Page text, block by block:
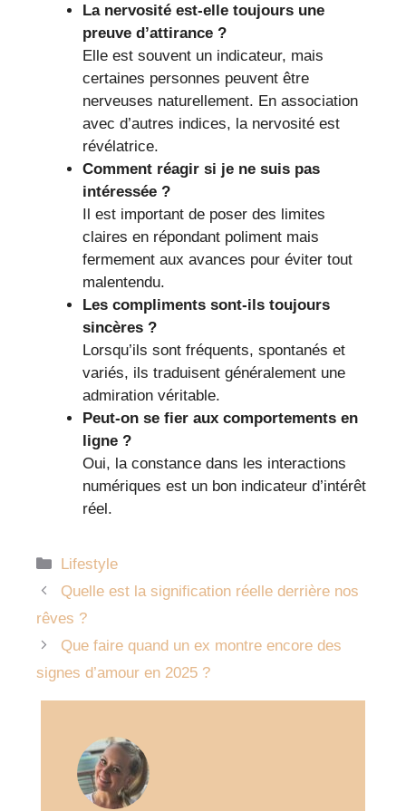
La nervosité est-elle toujours une
preuve d’attirance ?
Elle est souvent un indicateur, mais
certaines personnes peuvent être
nerveuses naturellement. En association
avec d’autres indices, la nervosité est
révélatrice.
Comment réagir si je ne suis pas
intéressée ?
Il est important de poser des limites
claires en répondant poliment mais
fermement aux avances pour éviter tout
malentendu.
Les compliments sont-ils toujours
sincères ?
Lorsqu’ils sont fréquents, spontanés et
variés, ils traduisent généralement une
admiration véritable.
Peut-on se fier aux comportements en
ligne ?
Oui, la constance dans les interactions
numériques est un bon indicateur d’intérêt
réel.
Catégories
Lifestyle
Quelle est la signification réelle derrière nos
rêves ?
Que faire quand un ex montre encore des
signes d’amour en 2025 ?